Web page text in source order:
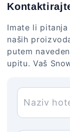
Imate li
naših
putem
upitu. Vaš